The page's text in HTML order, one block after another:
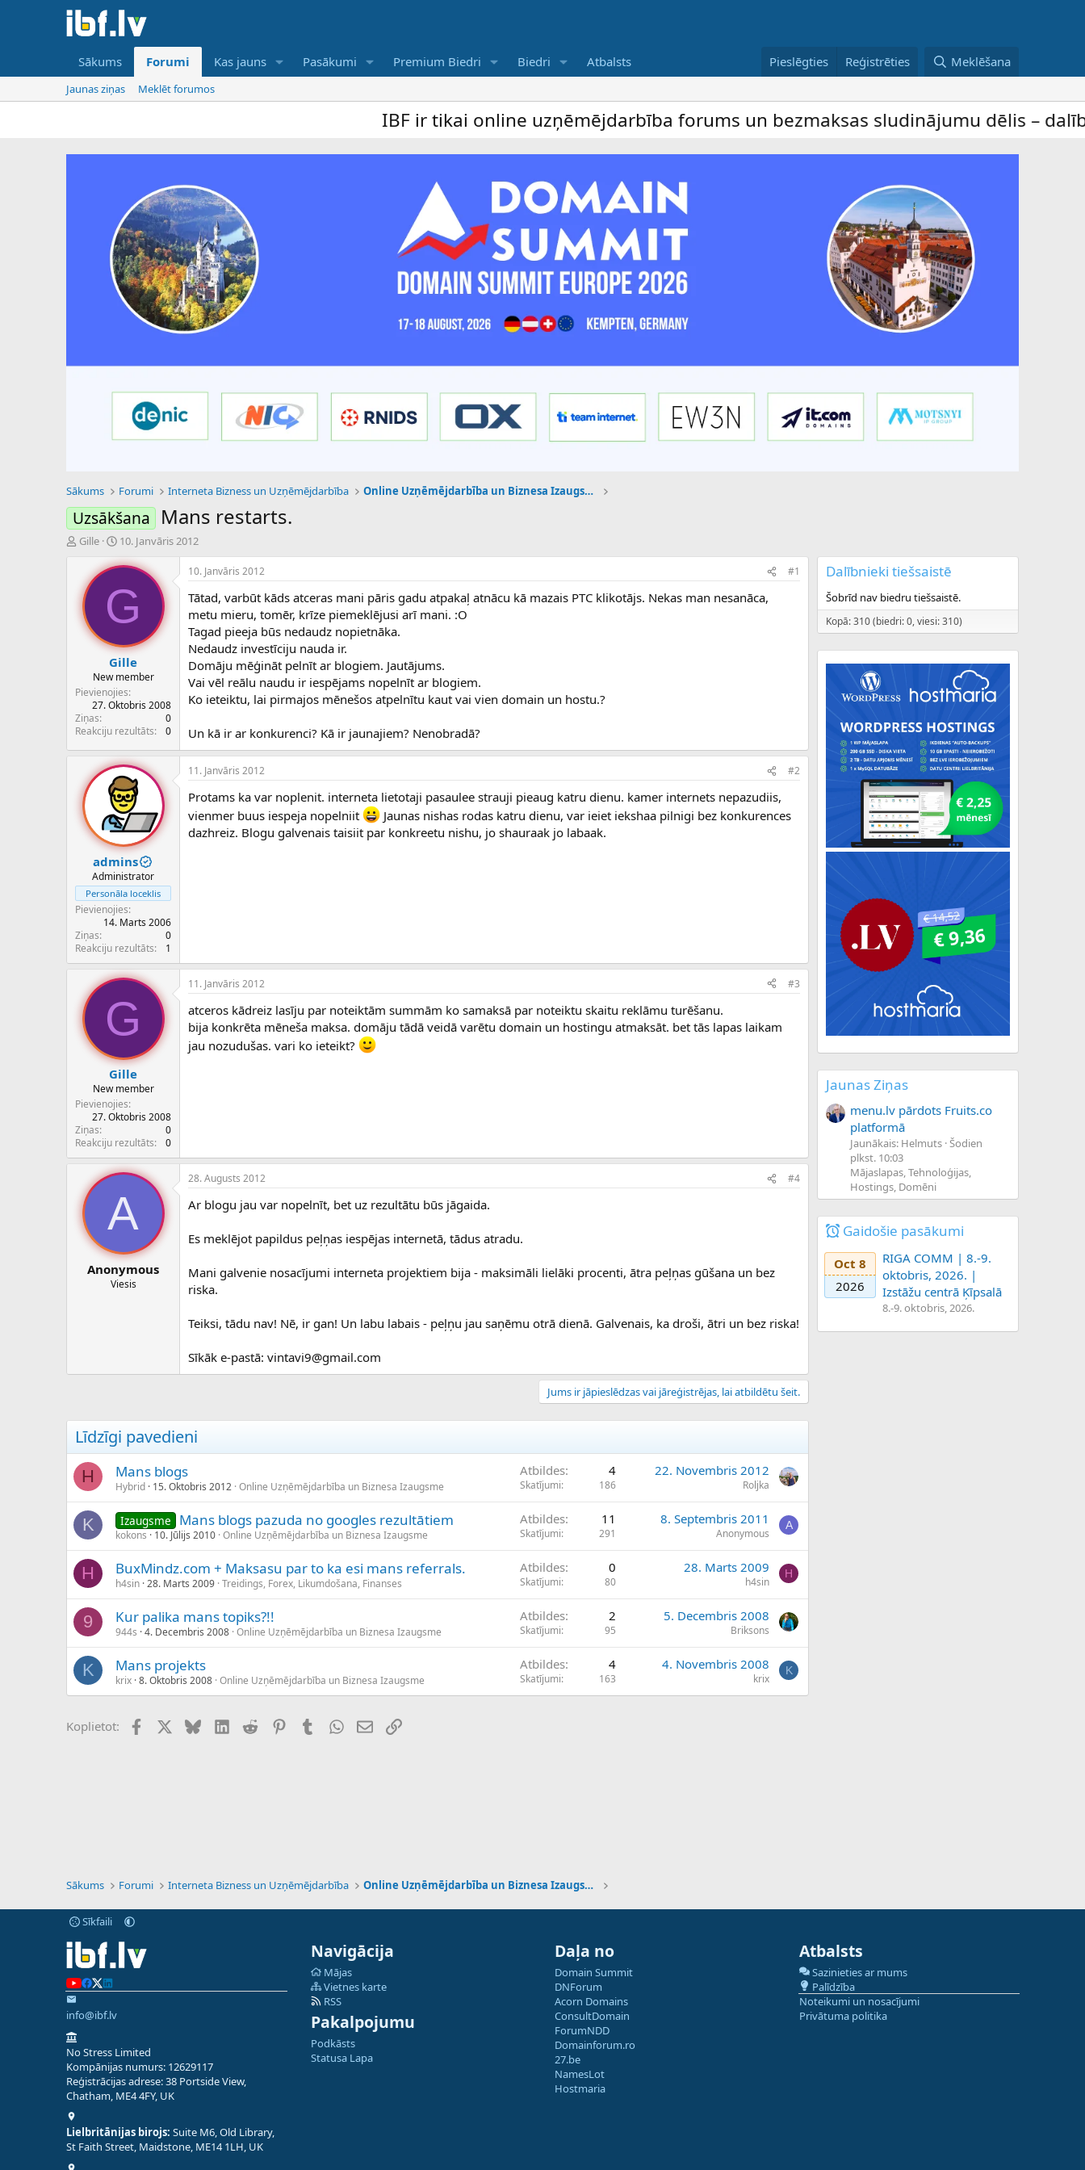
Sākums Forumi Kas jauns Pasākumi Premium Biedri Biedri Atbalsts Pieslēgties Reģistrēties Meklēšana
Jaunas ziņas Meklēt forumos
IBF ir tikai online uzņēmējdarbība forums un bezmaksas sludinājumu dēlis – dalība ir bez
Sākums Forumi Interneta Bizness un Uzņēmējdarbība Online Uzņēmējdarbība un Biznesa Izaugsme
Uzsākšana Mans restarts.
P
e
d
e
z
s
ā
c
Gille
S
k
m
d
a
t
u
m
s
10. Janvāris 2012
G
Gille
New member
Pievienojies
27. Oktobris 2008
Ziņas
0
Reakciju rezultāts
0
10. Janvāris 2012 #1
Tātad, varbūt kāds atceras mani pāris gadu atpakaļ atnācu kā mazais PTC klikotājs. Nekas man nesanāca,
metu mieru, tomēr, krīze piemeklējusi arī mani. :O
Tagad pieeja būs nedaudz nopietnāka.
Nedaudz investīciju nauda ir.
Domāju mēģināt pelnīt ar blogiem. Jautājums.
Vai vēl reālu naudu ir iespējams nopelnīt ar blogiem.
Ko ieteiktu, lai pirmajos mēnešos atpelnītu kaut vai vien domain un hostu.?
Un kā ir ar konkurenci? Kā ir jaunajiem? Nenobradā?
admins
Administrator
Personāla loceklis
Pievienojies
14. Marts 2006
Ziņas
0
Reakciju rezultāts
1
11. Janvāris 2012 #2
Protams ka var noplenit. interneta lietotaji pasaulee strauji pieaug katru dienu. kamer internets nepazudiis,
vienmer buus iespeja nopelniit
Jaunas nishas rodas katru dienu, var ieiet iekshaa pilnigi bez konkurences
dazhreiz. Blogu galvenais taisiit par konkreetu nishu, jo shauraak jo labaak.
G
Gille
New member
Pievienojies
27. Oktobris 2008
Ziņas
0
Reakciju rezultāts
0
11. Janvāris 2012 #3
atceros kādreiz lasīju par noteiktām summām ko samaksā par noteiktu skaitu reklāmu turēšanu.
bija konkrēta mēneša maksa. domāju tādā veidā varētu domain un hostingu atmaksāt. bet tās lapas laikam
jau nozudušas. vari ko ieteikt?
A
Anonymous
Viesis
28. Augusts 2012 #4
Ar blogu jau var nopelnīt, bet uz rezultātu būs jāgaida.
Es meklējot papildus peļņas iespējas internetā, tādus atradu.
Mani galvenie nosacījumi interneta projektiem bija - maksimāli lielāki procenti, ātra peļņas gūšana un bez
riska.
Teiksi, tādu nav! Nē, ir gan! Un labu labais - peļņu jau saņēmu otrā dienā. Galvenais, ka droši, ātri un bez riska!
Sīkāk e-pastā: vintavi9@gmail.com
Jums ir jāpieslēdzas vai jāreģistrējas, lai atbildētu šeit.
Līdzīgi pavedieni
H Mans blogs
Hybrid 15. Oktobris 2012 Online Uzņēmējdarbība un Biznesa Izaugsme
Atbildes 4
Skatījumi 186
22. Novembris 2012
Roljka
K Izaugsme Mans blogs pazuda no googles rezultātiem
kokons 10. Jūlijs 2010 Online Uzņēmējdarbība un Biznesa Izaugsme
Atbildes 11
Skatījumi 291
8. Septembris 2011
Anonymous
A
H BuxMindz.com + Maksasu par to ka esi mans referrals.
h4sin 28. Marts 2009 Treidings, Forex, Likumdošana, Finanses
Atbildes 0
Skatījumi 80
28. Marts 2009
h4sin
H
9 Kur palika mans topiks?!!
944s 4. Decembris 2008 Online Uzņēmējdarbība un Biznesa Izaugsme
Atbildes 2
Skatījumi 95
5. Decembris 2008
Briksons
K Mans projekts
krix 8. Oktobris 2008 Online Uzņēmējdarbība un Biznesa Izaugsme
Atbildes 4
Skatījumi 163
4. Novembris 2008
krix
K
Koplietot: FacebookX (Twitter)
BlueskyLinkedIn
Reddit PinterestTumblrWhatsApp
E-pastsSaiti
Dalībnieki tiešsaistē
Šobrīd nav biedru tiešsaistē.
Kopā: 310 (biedri: 0, viesi: 310)
Jaunas Ziņas
menu.lv pārdots Fruits.co
platformā
Jaunākais: Helmuts Šodien
plkst. 10:03
Mājaslapas, Tehnoloģijas,
Hostings, Domēni
Gaidošie pasākumi
Oct 8
2026
RIGA COMM | 8.-9.
oktobris, 2026. |
Izstāžu centrā Ķīpsalā
8.-9. oktobris, 2026.
Sākums Forumi Interneta Bizness un Uzņēmējdarbība Online Uzņēmējdarbība un Biznesa Izaugsme
Sīkfaili
info@ibf.lv
No Stress Limited
Kompānijas numurs: 12629117
Reģistrācijas adrese: 38 Portside View,
Chatham, ME4 4FY, UK
Lielbritānijas birojs: Suite M6, Old Library,
St Faith Street, Maidstone, ME14 1LH, UK
Navigācija
Mājas
Vietnes karte
RSS
Pakalpojumu
Podkāsts
Statusa Lapa
Daļa no
Domain Summit
DNForum
Acorn Domains
ConsultDomain
ForumNDD
Domainforum.ro
27.be
NamesLot
Hostmaria
Atbalsts
Sazinieties ar mums
Palīdzība
Noteikumi un nosacījumi
Privātuma politika